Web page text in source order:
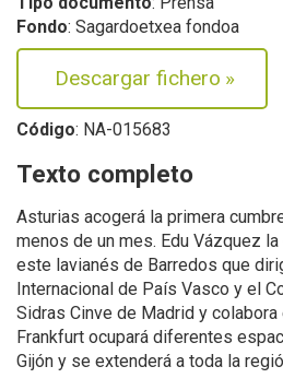
Fondo: Sagardoetxea fondoa
Descargar fichero »
Código: NA-015683
Texto completo
Asturias acogerá la primera
menos de un mes. Edu Vázquez
este lavianés de Barredos que
Internacional de País Vasco y el
Sidras Cinve de Madrid y
Frankfurt ocupará diferentes
Gijón y se extenderá a toda la